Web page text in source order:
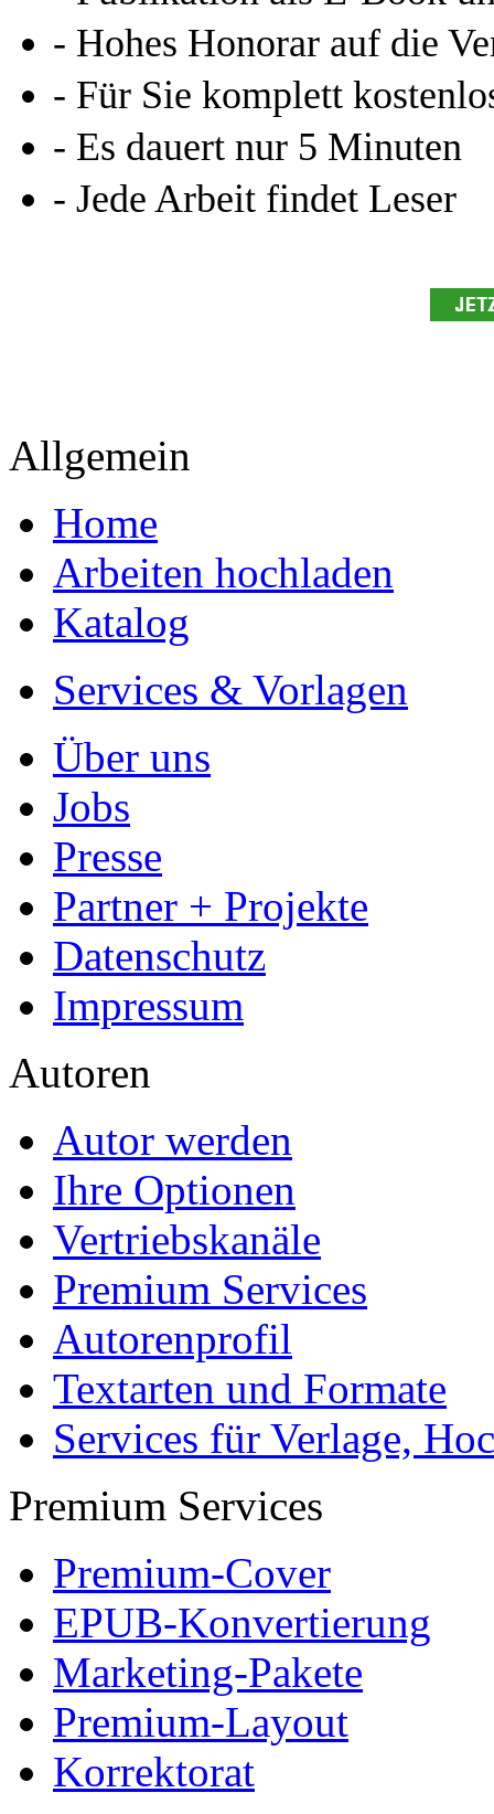
- Hohes Honorar auf die
- Für Sie komplett
- Es dauert nur 5 Minuten
- Jede Arbeit findet Leser
Allgemein
Home
Arbeiten hochladen
Katalog
Services & Vorlagen
Über uns
Jobs
Presse
Partner + Projekte
Datenschutz
Impressum
Autoren
Autor werden
Ihre Optionen
Vertriebskanäle
Premium Services
Autorenprofil
Textarten und Formate
Services für Verlage,
Premium Services
Premium-Cover
EPUB-Konvertierung
Marketing-Pakete
Premium-Layout
Korrektorat